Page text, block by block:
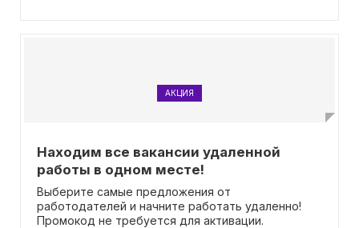
АКЦИЯ
Находим все вакансии удаленной
работы в одном месте!
Выберите самые предложения от
работодателей и начните работать удаленно!
Промокод не требуется для активации.